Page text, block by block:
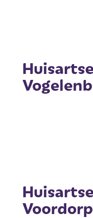
Voordorp